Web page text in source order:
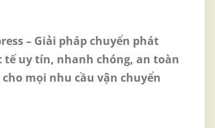
– Giải pháp chuyển phát
tế uy tín, nhanh chóng, an toàn
mọi nhu cầu vận chuyển